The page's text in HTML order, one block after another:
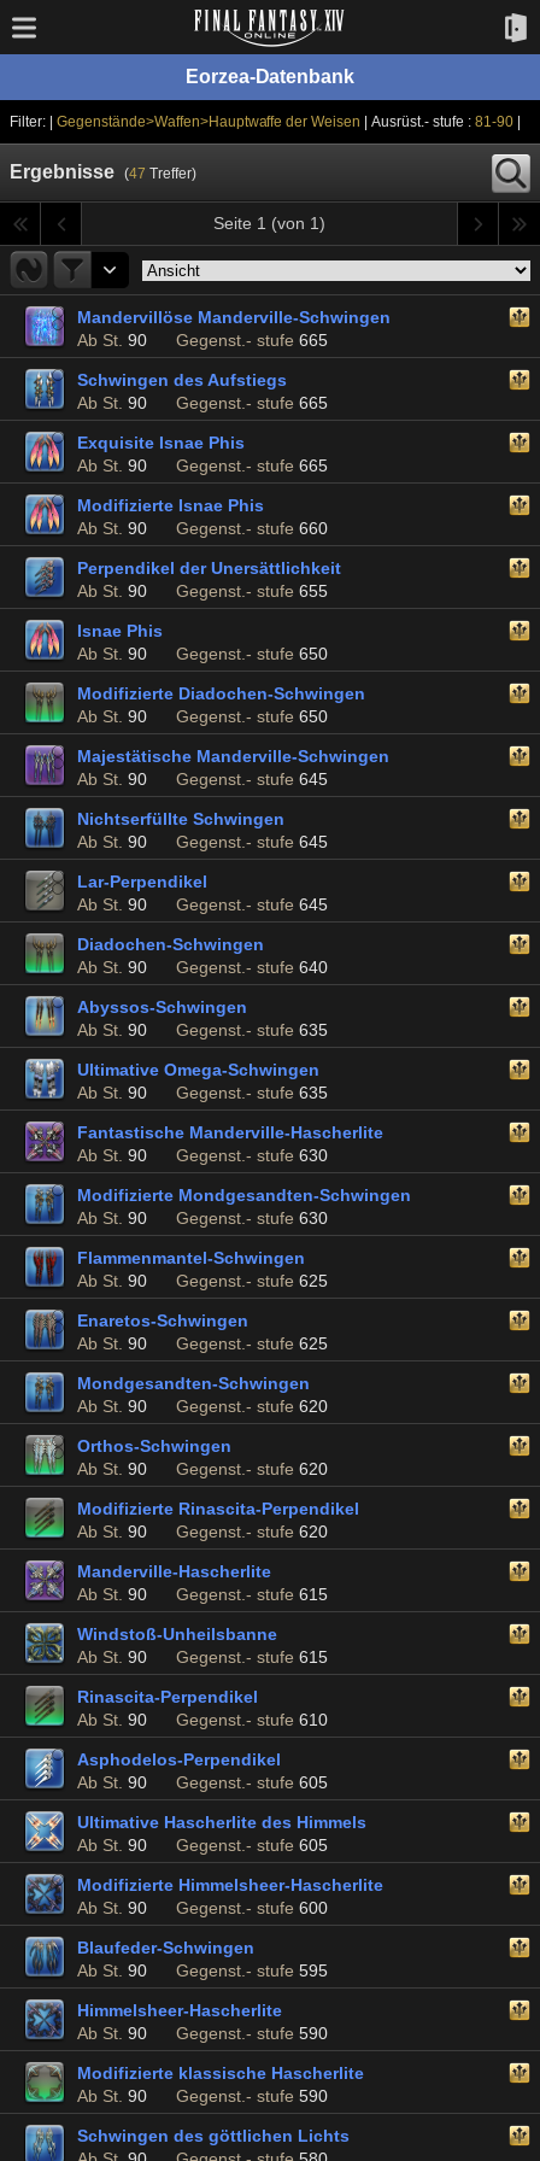
Eorzea-Datenbank
Filter: | Gegenstände>Waffen>Hauptwaffe der Weisen | Ausrüst.- stufe : 81-90|
Ergebnisse (47 Treffer)
Seite 1 (von 1)
Mandervillöse Manderville-Schwingen
Ab St. 90 Gegenst.- stufe 665
Schwingen des Aufstiegs
Ab St. 90 Gegenst.- stufe 665
Exquisite Isnae Phis
Ab St. 90 Gegenst.- stufe 665
Modifizierte Isnae Phis
Ab St. 90 Gegenst.- stufe 660
Perpendikel der Unersättlichkeit
Ab St. 90 Gegenst.- stufe 655
Isnae Phis
Ab St. 90 Gegenst.- stufe 650
Modifizierte Diadochen-Schwingen
Ab St. 90 Gegenst.- stufe 650
Majestätische Manderville-Schwingen
Ab St. 90 Gegenst.- stufe 645
Nichtserfüllte Schwingen
Ab St. 90 Gegenst.- stufe 645
Lar-Perpendikel
Ab St. 90 Gegenst.- stufe 645
Diadochen-Schwingen
Ab St. 90 Gegenst.- stufe 640
Abyssos-Schwingen
Ab St. 90 Gegenst.- stufe 635
Ultimative Omega-Schwingen
Ab St. 90 Gegenst.- stufe 635
Fantastische Manderville-Hascherlite
Ab St. 90 Gegenst.- stufe 630
Modifizierte Mondgesandten-Schwingen
Ab St. 90 Gegenst.- stufe 630
Flammenmantel-Schwingen
Ab St. 90 Gegenst.- stufe 625
Enaretos-Schwingen
Ab St. 90 Gegenst.- stufe 625
Mondgesandten-Schwingen
Ab St. 90 Gegenst.- stufe 620
Orthos-Schwingen
Ab St. 90 Gegenst.- stufe 620
Modifizierte Rinascita-Perpendikel
Ab St. 90 Gegenst.- stufe 620
Manderville-Hascherlite
Ab St. 90 Gegenst.- stufe 615
Windstoß-Unheilsbanne
Ab St. 90 Gegenst.- stufe 615
Rinascita-Perpendikel
Ab St. 90 Gegenst.- stufe 610
Asphodelos-Perpendikel
Ab St. 90 Gegenst.- stufe 605
Ultimative Hascherlite des Himmels
Ab St. 90 Gegenst.- stufe 605
Modifizierte Himmelsheer-Hascherlite
Ab St. 90 Gegenst.- stufe 600
Blaufeder-Schwingen
Ab St. 90 Gegenst.- stufe 595
Himmelsheer-Hascherlite
Ab St. 90 Gegenst.- stufe 590
Modifizierte klassische Hascherlite
Ab St. 90 Gegenst.- stufe 590
Schwingen des göttlichen Lichts